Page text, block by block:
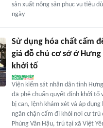
sản xuất nông sản phục vụ tiêu
ngày
Sử dụng hóa chất cấm
giá đỗ chủ cơ sở ở Hưng
khởi tố
Viện kiểm sát nhân dân tỉnh
đã phê chuẩn quyết định khởi tố
bị can, lệnh khám xét và áp dụng
ngăn chặn cấm đi khỏi nơi cư trú
Phùng Văn Hậu, trú tại xã Việt